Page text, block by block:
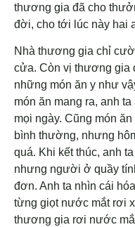
thương gia đã cho
đời, cho tới lúc này hai
Nhà thương gia chỉ
cửa. Còn vị thương gia
những món ăn y như
món ăn mang ra, anh
mọi ngày. Cũng món
bình thường, nhưng
quá. Khi kết thúc, anh
nhưng người ở quầy
đơn. Anh ta nhìn cái
từng giọt nước mắt rơi
thương gia rơi nước